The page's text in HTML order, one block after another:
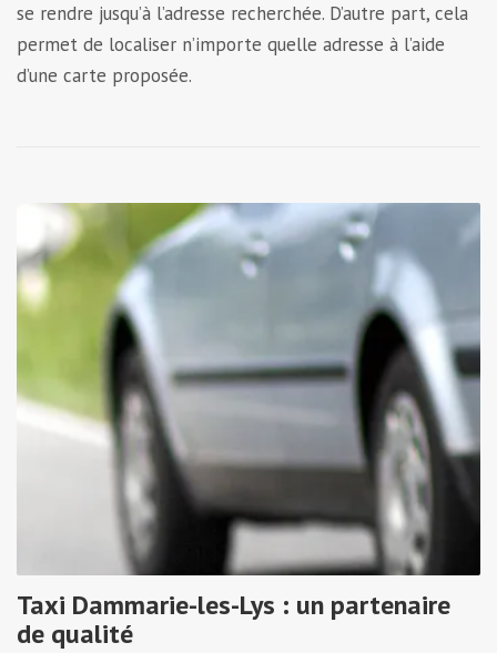
se rendre jusqu’à l’adresse recherchée. D’autre part, cela
permet de localiser n’importe quelle adresse à l’aide
d’une carte proposée.
Taxi Dammarie-les-Lys : un partenaire
de qualité